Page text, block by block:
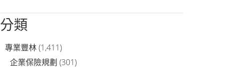
分類
專業豐林(1,411)
企業保險規劃 (301)